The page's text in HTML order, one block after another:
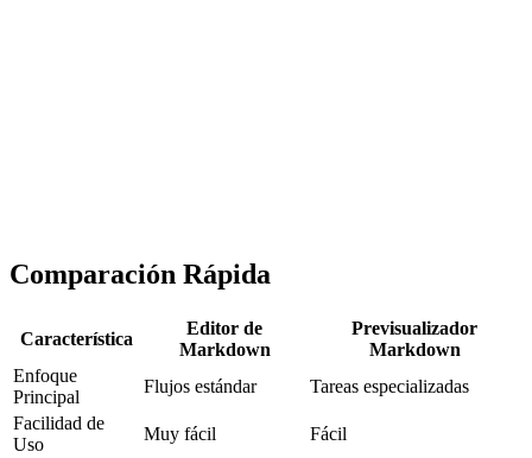
Comparación Rápida
Característica
Editor de
Markdown
Previsualizador
Markdown
Enfoque
Principal
Flujos estándar
Tareas especializadas
Facilidad de
Uso
Muy fácil
Fácil